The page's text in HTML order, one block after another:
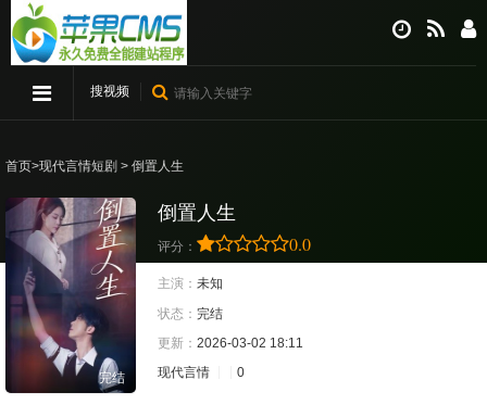
搜视频
首页>现代言情短剧 > 倒置人生
完结
倒置人生
评分： 0.0
主演： 未知
状态： 完结
更新： 2026-03-02 18:11
现代言情
0